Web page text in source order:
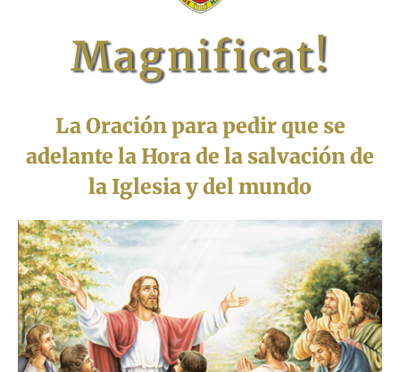
Magnificat!
La Oración para pedir que se
adelante la Hora de la salvación de
la Iglesia y del mundo